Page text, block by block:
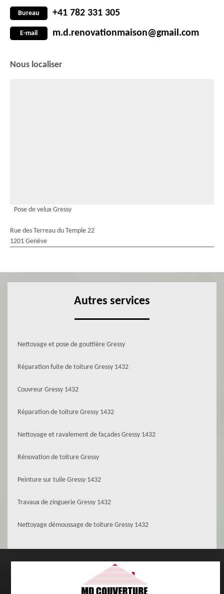
Bureau +41 782 331 305
E-mail m.d.renovationmaison@gmail.com
Nous localiser
Pose de velux Gressy
Rue des Terreau du Temple 22
1201 Genève
Autres services
Nettoyage et pose de gouttière Gressy
Réparation fuite de toiture Gressy 1432
Couvreur Gressy 1432
Réparation de toiture Gressy 1432
Nettoyage et ravalement de façades Gressy 1432
Rénovation de toiture Gressy
Peinture sur tuile Gressy 1432
Travaux de zinguerie Gressy 1432
Nettoyage démoussage de toiture Gressy 1432